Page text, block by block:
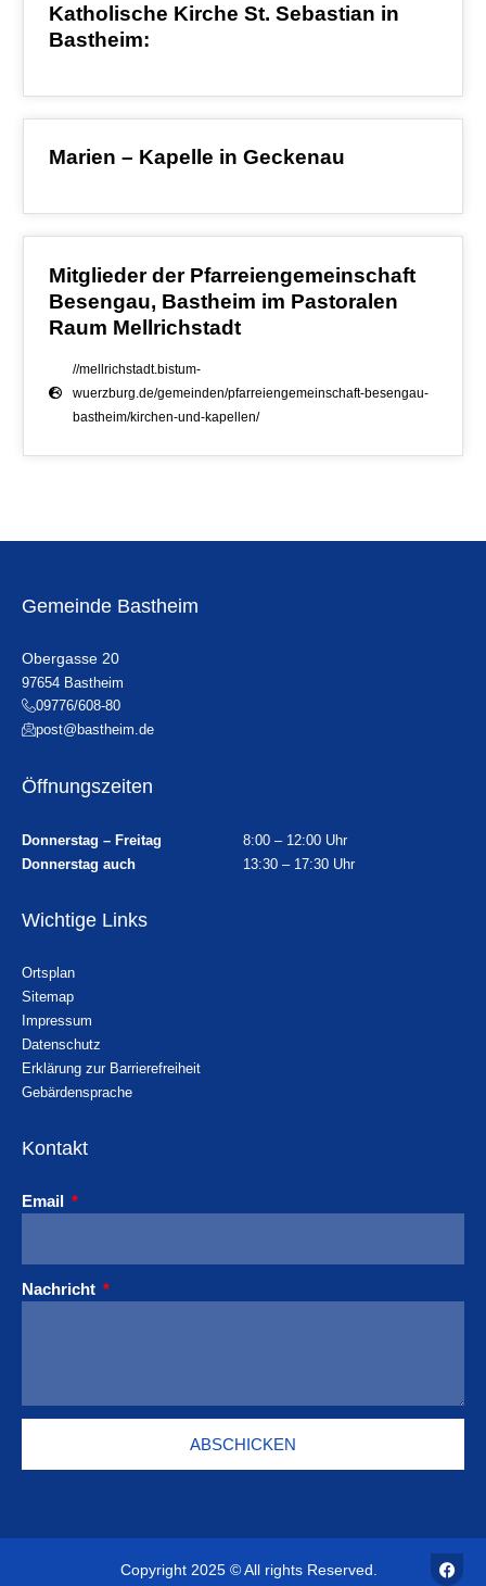
Katholische Kirche St. Sebastian in
Bastheim:
Marien – Kapelle in Geckenau
Mitglieder der Pfarreiengemeinschaft
Besengau, Bastheim im Pastoralen
Raum Mellrichstadt
//mellrichstadt.bistum-
wuerzburg.de/gemeinden/pfarreiengemeinschaft-besengau-
bastheim/kirchen-und-kapellen/
Gemeinde Bastheim
Obergasse 20
97654 Bastheim
09776/608-80
post@bastheim.de
Öffnungszeiten
Donnerstag – Freitag
8:00 – 12:00 Uhr
Donnerstag auch
13:30 – 17:30 Uhr
Wichtige Links
Ortsplan
Sitemap
Impressum
Datenschutz
Erklärung zur Barrierefreiheit
Gebärdensprache
Kontakt
Email
Nachricht
ABSCHICKEN
Copyright 2025 © All rights Reserved.
F
a